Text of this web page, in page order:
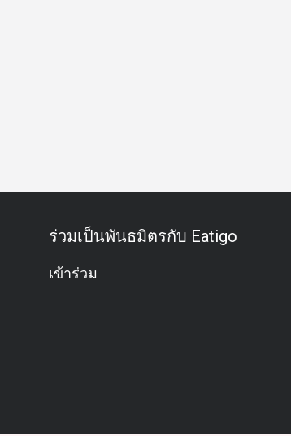
ร่วมเป็นพันธมิตรกับ Eatigo
เข้าร่วม